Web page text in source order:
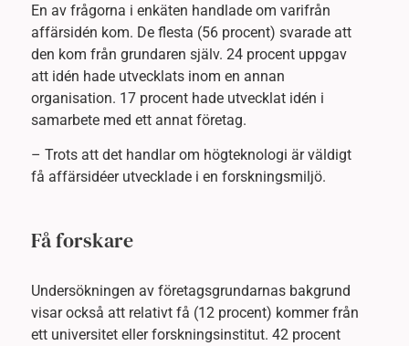
En av frågorna i enkäten handlade om varifrån
affärsidén kom. De flesta (56 procent) svarade att
den kom från grundaren själv. 24 procent uppgav
att idén hade utvecklats inom en annan
organisation. 17 procent hade utvecklat idén i
samarbete med ett annat företag.
– Trots att det handlar om högteknologi är väldigt
få affärsidéer utvecklade i en forskningsmiljö.
Få forskare
Undersökningen av företagsgrundarnas bakgrund
visar också att relativt få (12 procent) kommer från
ett universitet eller forskningsinstitut. 42 procent